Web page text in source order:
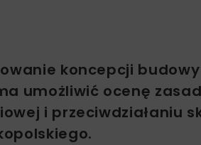
koncepcji
umożliwić ocenę
i przeciwdziałaniu